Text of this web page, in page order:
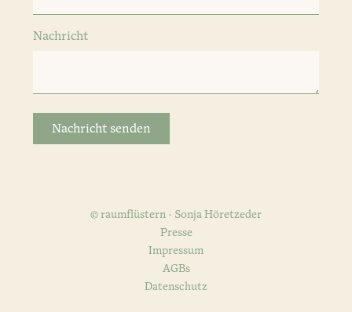
Nachricht
© raumflüstern · Sonja Höretzeder
Presse
Impressum
AGBs
Datenschutz